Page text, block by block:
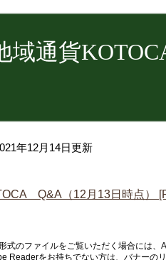
域通貨
年12月14日更新
Q&A（12月13日時点）
式のファイルをご覧いただく場合には
Readerをお持ちでない方は、バナーの